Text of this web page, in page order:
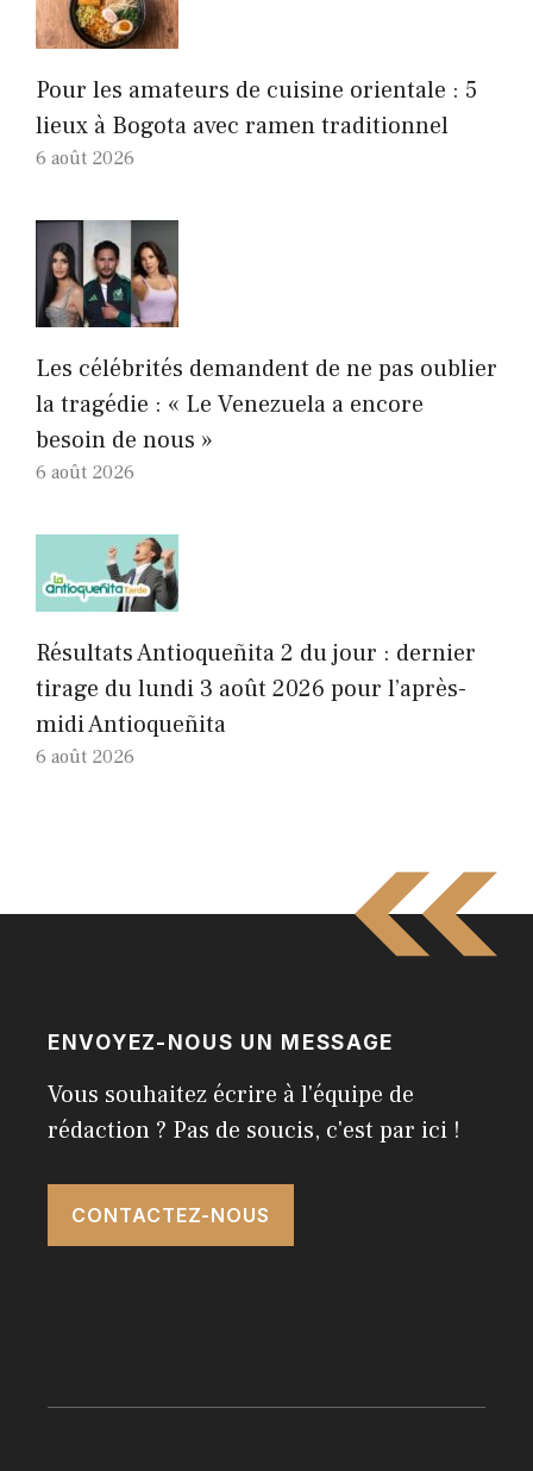
Pour les amateurs de cuisine orientale : 5
lieux à Bogota avec ramen traditionnel
6 août 2026
Les célébrités demandent de ne pas oublier
la tragédie : « Le Venezuela a encore
besoin de nous »
6 août 2026
Résultats Antioqueñita 2 du jour : dernier
tirage du lundi 3 août 2026 pour l’après-
midi Antioqueñita
6 août 2026
ENVOYEZ-NOUS UN MESSAGE
Vous souhaitez écrire à l'équipe de
rédaction ? Pas de soucis, c'est par ici !
CONTACTEZ-NOUS